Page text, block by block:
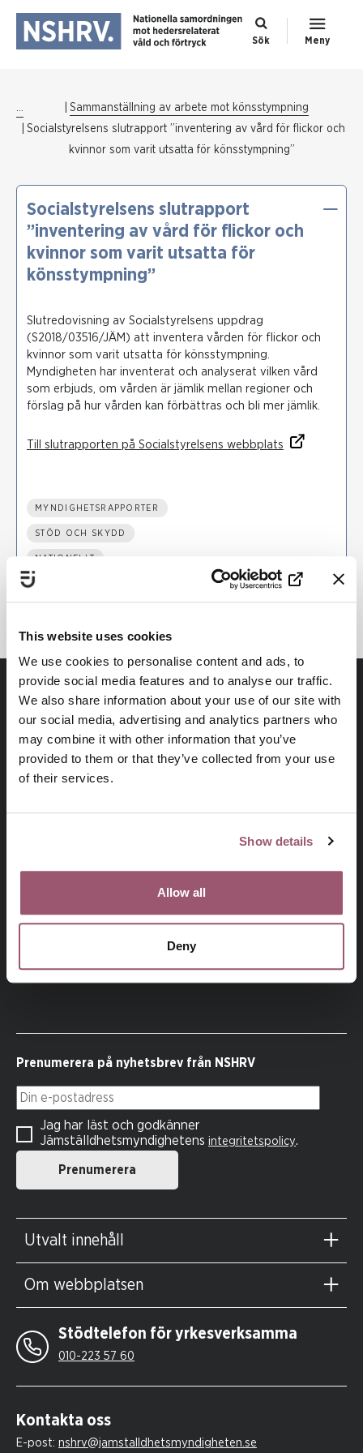
This website uses cookies
We use cookies to personalise content and ads, to
provide social media features and to analyse our traffic.
We also share information about your use of our site with
our social media, advertising and analytics partners who
may combine it with other information that you’ve
provided to them or that they’ve collected from your use
of their services.
Show details
Allow all
Deny
Sök Meny
...
Sammanställning av arbete mot könsstympning
Socialstyrelsens slutrapport ”inventering av vård för flickor och
kvinnor som varit utsatta för könsstympning”
Socialstyrelsens slutrapport
”inventering av vård för flickor och
kvinnor som varit utsatta för
könsstympning”
Slutredovisning av Socialstyrelsens uppdrag
(S2018/03516/JÄM) att inventera vården för flickor och
kvinnor som varit utsatta för könsstympning.
Myndigheten har inventerat och analyserat vilken vård
som erbjuds, om vården är jämlik mellan regioner och
förslag på hur vården kan förbättras och bli mer jämlik.
Till slutrapporten på Socialstyrelsens webbplats
MYNDIGHETSRAPPORTER
STÖD OCH SKYDD
NATIONELLT
våld och förtryck, är en del av Jämställdhetsmyndigheten.
NSHRV samordnar Sveriges arbete med att förebygga och
bekämpa hedersrelaterat våld och förtryck.
Prenumerera på nyhetsbrev från NSHRV
Din e-postadress
Prenumerera
Jag har läst och godkänner
Jämställdhetsmyndighetens integritetspolicy.
Utvalt innehåll
Om webbplatsen
Stödtelefon för yrkesverksamma
010-223 57 60
Kontakta oss
E-post: nshrv@jamstalldhetsmyndigheten.se